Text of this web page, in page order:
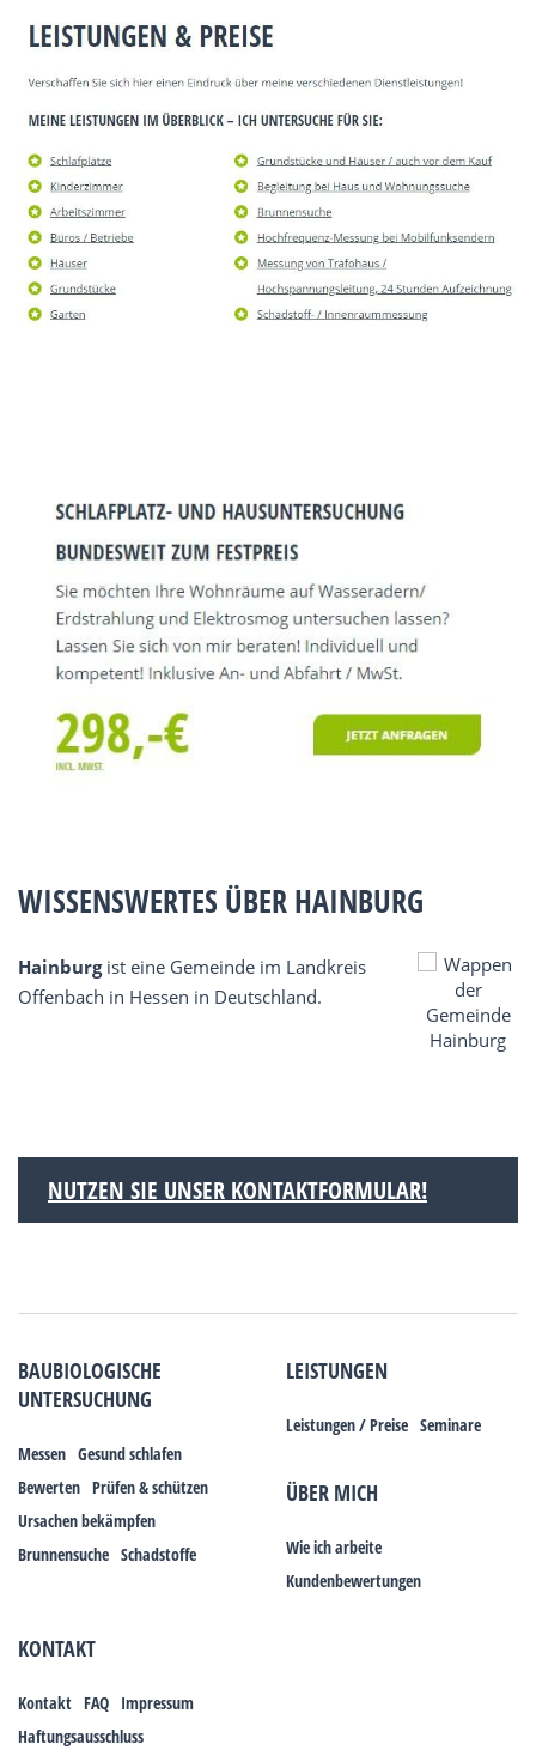
WISSENSWERTES ÜBER HAINBURG
Hainburgist eine Gemeinde im Landkreis
Offenbach in Hessen in Deutschland.
NUTZEN SIE UNSER KONTAKTFORMULAR!
BAUBIOLOGISCHE
UNTERSUCHUNG
Messen Gesund schlafen
Bewerten Prüfen & schützen
Ursachen bekämpfen
Brunnensuche Schadstoffe
LEISTUNGEN
Leistungen / Preise Seminare
ÜBER MICH
Wie ich arbeite
Kundenbewertungen
KONTAKT
Kontakt FAQ Impressum
Haftungsausschluss